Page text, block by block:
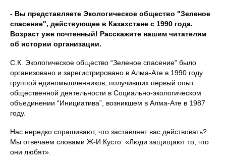
- Вы представляете Экологическое общество "Зеленое
спасение", действующее в Казахстане с 1990 года.
Возраст уже почтенный! Расскажите нашим читателям
об истории организации.
С.К. Экологическое общество “Зеленое спасение” было
организовано и зарегистрировано в Алма-Ате в 1990 году
группой единомышленников, получивших первый опыт
общественной деятельности в Социально-экологическом
объединении “Инициатива”, возникшем в Алма-Ате в 1987
году.
Нас нередко спрашивают, что заставляет вас действовать?
Мы отвечаем словами Ж-И.Кусто: «Люди защищают то, что
они любят».